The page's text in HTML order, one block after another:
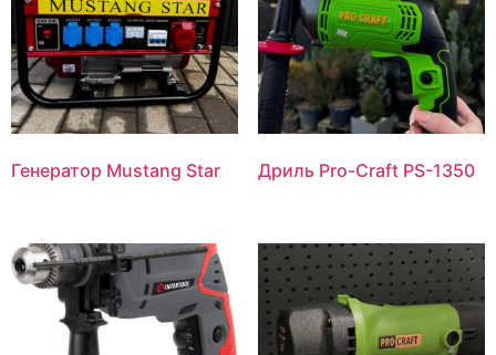
Генератор Mustang Star Дриль Pro-Craft PS-1350